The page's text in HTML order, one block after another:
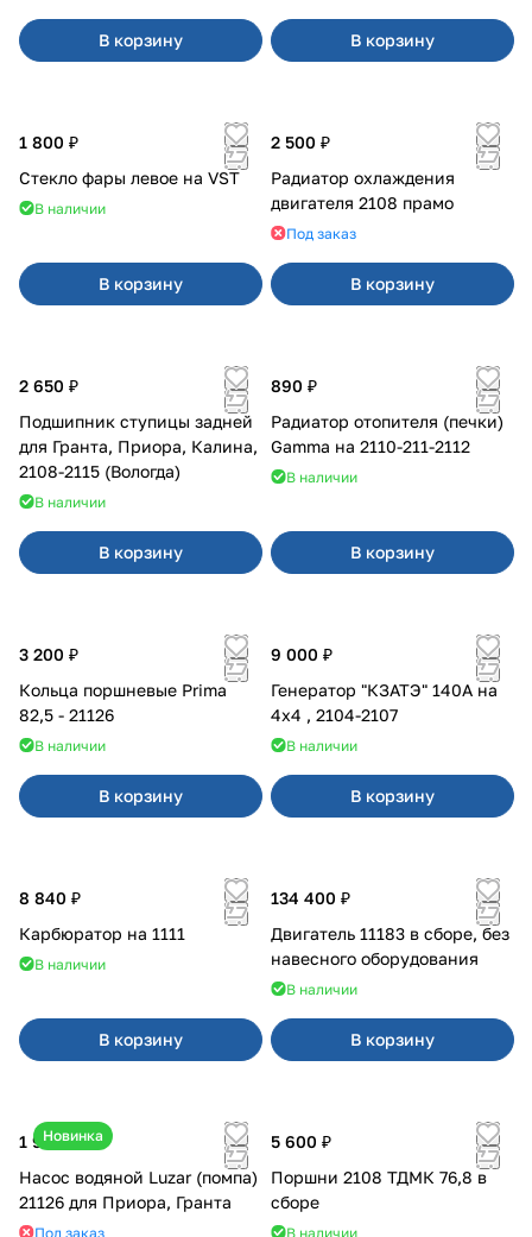
В корзину В корзину
1 800 ₽
Стекло фары левое на VST
В наличии
В корзину
2 500 ₽
Радиатор охлаждения
двигателя 2108 прамо
Под заказ
В корзину
2 650 ₽
Подшипник ступицы задней
для Гранта, Приора, Калина,
2108-2115 (Вологда)
В наличии
В корзину
890 ₽
Радиатор отопителя (печки)
Gamma на 2110-211-2112
В наличии
В корзину
3 200 ₽
Кольца поршневые Prima
82,5 - 21126
В наличии
В корзину
9 000 ₽
Генератор "КЗАТЭ" 140А на
4x4 , 2104-2107
В наличии
В корзину
8 840 ₽
Карбюратор на 1111
В наличии
В корзину
134 400 ₽
Двигатель 11183 в сборе, без
навесного оборудования
В наличии
В корзину
Новинка
1 990 ₽
Насос водяной Luzar (помпа)
21126 для Приора, Гранта
Под заказ
5 600 ₽
Поршни 2108 ТДМК 76,8 в
сборе
В наличии